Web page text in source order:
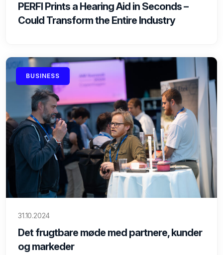
PERFI Prints a Hearing Aid in Seconds –
Could Transform the Entire Industry
BUSINESS
31.10.2024
Det frugtbare møde med partnere, kunder
og markeder